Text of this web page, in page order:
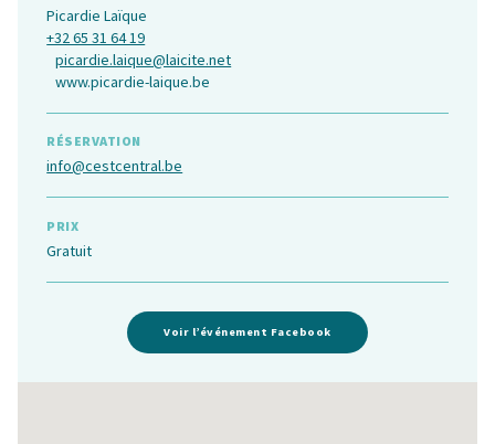
Picardie Laïque
+32 65 31 64 19
picardie.laique@laicite.net
www.picardie-laique.be
RÉSERVATION
info@cestcentral.be
PRIX
Gratuit
Voir l’événement Facebook